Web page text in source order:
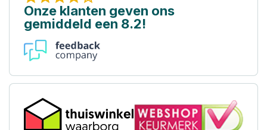
Onze klanten geven ons
gemiddeld een 8.2!